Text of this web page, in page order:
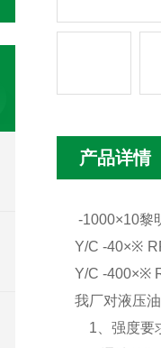
产品详情
-1000×10黎
Y/C -40×※
Y/C -400×※
我厂对液压
1、强度要